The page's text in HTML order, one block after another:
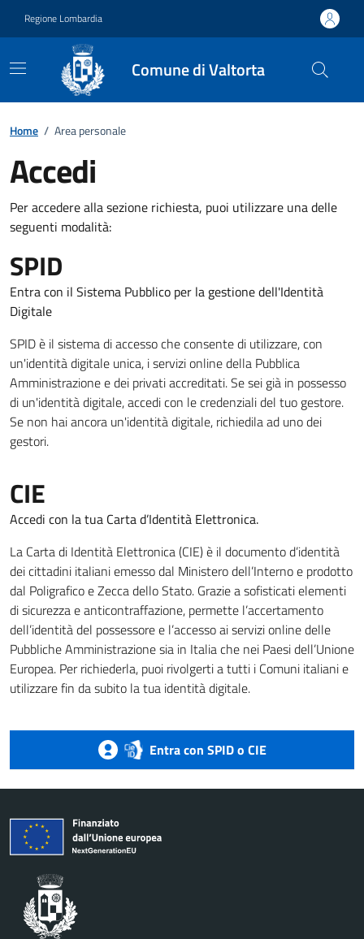
Regione Lombardia
Comune di Valtorta
Home / Area personale
Accedi
Per accedere alla sezione richiesta, puoi utilizzare una delle
seguenti modalità:
SPID
Entra con il Sistema Pubblico per la gestione dell'Identità
Digitale
SPID è il sistema di accesso che consente di utilizzare, con
un'identità digitale unica, i servizi online della Pubblica
Amministrazione e dei privati accreditati. Se sei già in possesso
di un'identità digitale, accedi con le credenziali del tuo gestore.
Se non hai ancora un'identità digitale, richiedila ad uno dei
gestori.
CIE
Accedi con la tua Carta d’Identità Elettronica.
La Carta di Identità Elettronica (CIE) è il documento d’identità
dei cittadini italiani emesso dal Ministero dell’Interno e prodotto
dal Poligrafico e Zecca dello Stato. Grazie a sofisticati elementi
di sicurezza e anticontraffazione, permette l’accertamento
dell’identità del possessore e l’accesso ai servizi online delle
Pubbliche Amministrazione sia in Italia che nei Paesi dell’Unione
Europea. Per richiederla, puoi rivolgerti a tutti i Comuni italiani e
utilizzare fin da subito la tua identità digitale.
Entra con SPID o CIE